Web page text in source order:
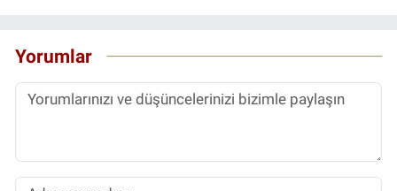
Yorumlar